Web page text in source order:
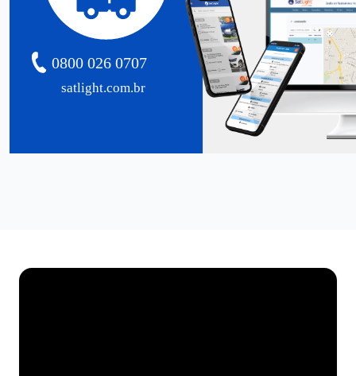
satlight.com.br
0800 026 0707